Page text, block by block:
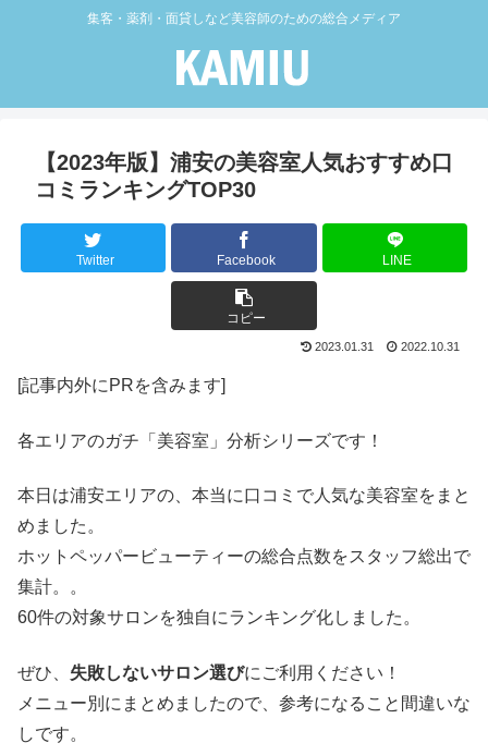
集客・薬剤・面貸しなど美容師のための総合メディア
【2023年版】浦安の美容室人気おすすめ口
コミランキングTOP30
Twitter Facebook LINE
コピー
2023.01.31 2022.10.31
[記事内外にPRを含みます]
各エリアのガチ「美容室」分析シリーズです！
本日は浦安エリアの、本当に口コミで人気な美容室をまと
めました。
ホットペッパービューティーの総合点数をスタッフ総出で
集計。。
60件の対象サロンを独自にランキング化しました。
ぜひ、 失敗しないサロン選びにご利用ください！
メニュー別にまとめましたので、参考になること間違いな
しです。